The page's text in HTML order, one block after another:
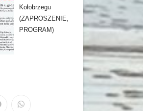
Kołobrzegu
(ZAPROSZENIE,
PROGRAM)